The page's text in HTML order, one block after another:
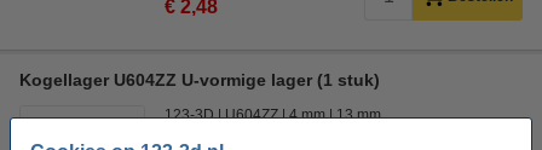
€ 2,48
Kogellager U604ZZ U-vormige lager (1 stuk)
123-3D U604ZZ 4 mm 13 mm